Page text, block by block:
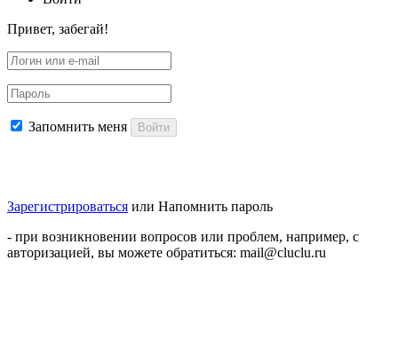
Привет, забегай!
Запомнить меня Войти
Зарегистрироваться или Напомнить пароль
- при возникновении вопросов или проблем, например, с
авторизацией, вы можете обратиться: mail@cluclu.ru